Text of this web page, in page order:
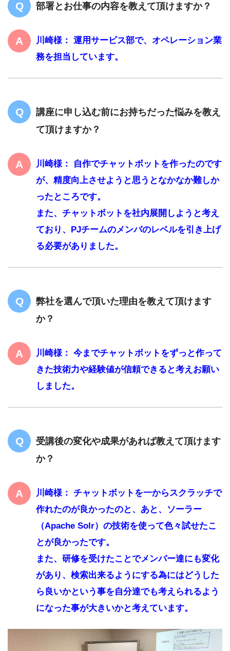
部署とお仕事の内容を教えて頂けますか？
川崎様： 運用サービス部で、オペレーション業
務を担当しています。
講座に申し込む前にお持ちだった悩みを教え
て頂けますか？
川崎様： 自作でチャットボットを作ったのです
が、精度向上させようと思うとなかなか難しか
ったところです。
また、チャットボットを社内展開しようと考え
ており、PJチームのメンバのレベルを引き上げ
る必要がありました。
弊社を選んで頂いた理由を教えて頂けます
か？
川崎様： 今までチャットボットをずっと作って
きた技術力や経験値が信頼できると考えお願い
しました。
受講後の変化や成果があれば教えて頂けます
か？
川崎様： チャットボットを一からスクラッチで
作れたのが良かったのと、あと、ソーラー
（Apache Solr）の技術を使って色々試せたこ
とが良かったです。
また、研修を受けたことでメンバー達にも変化
があり、検索出来るようにする為にはどうした
ら良いかという事を自分達でも考えられるよう
になった事が大きいかと考えています。